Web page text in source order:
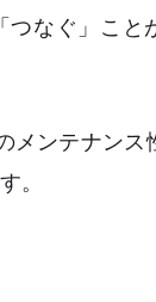
なぐ」こと
メンテナンス
。